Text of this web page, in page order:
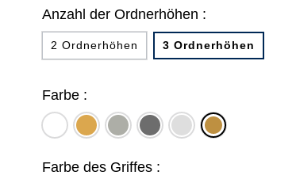
Anzahl der Ordnerhöhen :
2 Ordnerhöhen 3 Ordnerhöhen
Farbe :
diamantweiß
eiche
natur
beton
hell
lavagraulichtgrauakazie
hell
Farbe des Griffes :